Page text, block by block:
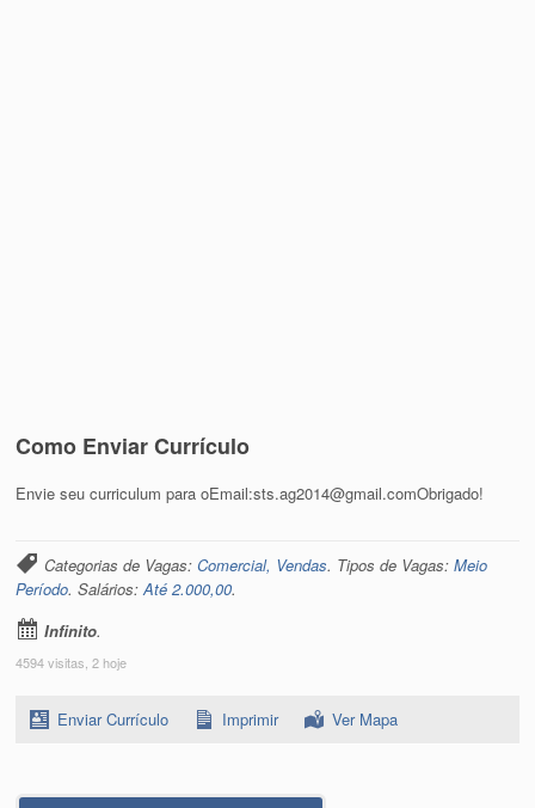
Como Enviar Currículo
Envie seu curriculum para oEmail:sts.ag2014@gmail.comObrigado!
Categorias de Vagas:Comercial, Vendas. Tipos de Vagas:Meio
Período. Salários:Até 2.000,00.
Infinito.
4594 visitas, 2 hoje
Enviar Currículo Imprimir Ver Mapa